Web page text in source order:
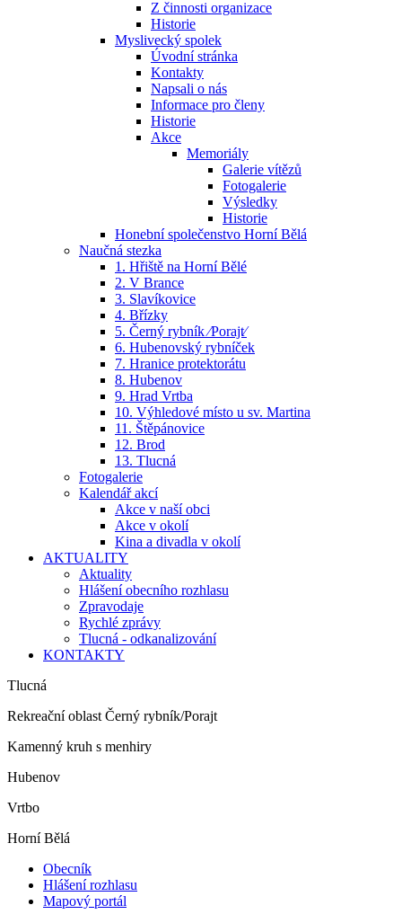
Z činnosti organizace
Historie
Myslivecký spolek
Úvodní stránka
Kontakty
Napsali o nás
Informace pro členy
Historie
Akce
Memoriály
Galerie vítězů
Fotogalerie
Výsledky
Historie
Honební společenstvo Horní Bělá
Naučná stezka
1. Hřiště na Horní Bělé
2. V Brance
3. Slavíkovice
4. Břízky
5. Černý rybník ⁄Porajt⁄
6. Hubenovský rybníček
7. Hranice protektorátu
8. Hubenov
9. Hrad Vrtba
10. Výhledové místo u sv. Martina
11. Štěpánovice
12. Brod
13. Tlucná
Fotogalerie
Kalendář akcí
Akce v naší obci
Akce v okolí
Kina a divadla v okolí
AKTUALITY
Aktuality
Hlášení obecního rozhlasu
Zpravodaje
Rychlé zprávy
Tlucná - odkanalizování
KONTAKTY
Tlucná
Rekreační oblast Černý rybník/Porajt
Kamenný kruh s menhiry
Hubenov
Vrtbo
Horní Bělá
Obecník
Hlášení rozhlasu
Mapový portál